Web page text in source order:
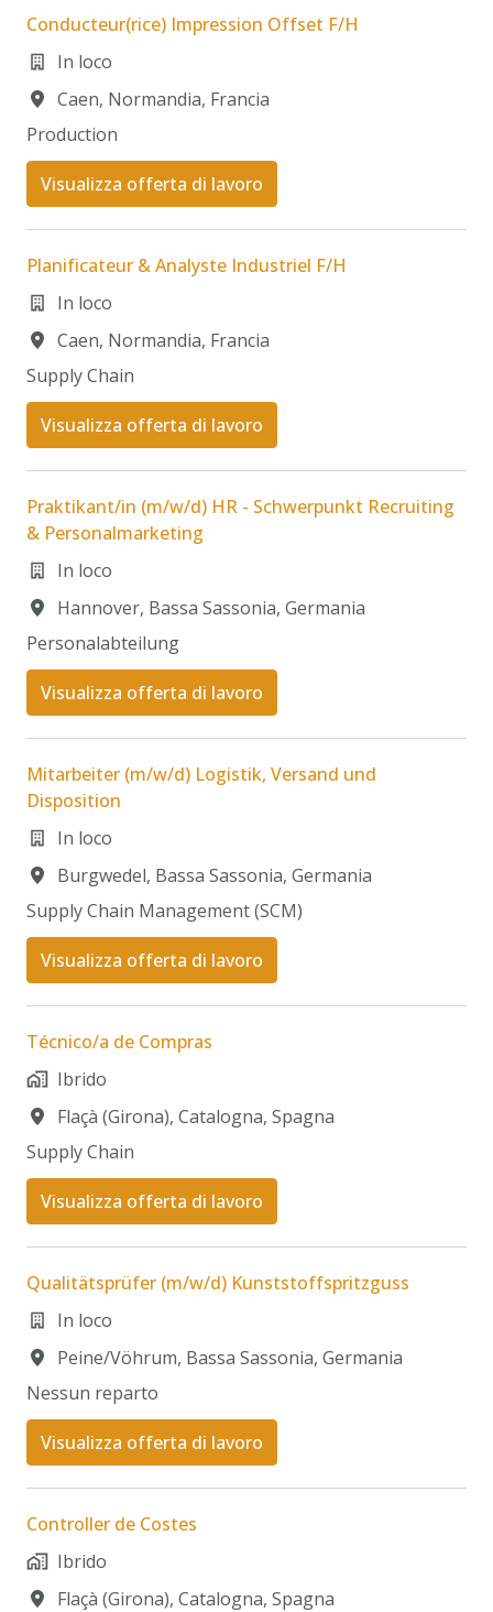
Conducteur(rice) Impression Offset F/H
In loco
Caen, Normandia, Francia
Production
Visualizza offerta di lavoro
Planificateur & Analyste Industriel F/H
In loco
Caen, Normandia, Francia
Supply Chain​
Visualizza offerta di lavoro
Praktikant/in (m/w/d) HR - Schwerpunkt Recruiting
& Personalmarketing
In loco
Hannover, Bassa Sassonia, Germania
Personalabteilung
Visualizza offerta di lavoro
Mitarbeiter (m/w/d) Logistik, Versand und
Disposition
In loco
Burgwedel, Bassa Sassonia, Germania
Supply Chain Management (SCM)​
Visualizza offerta di lavoro
Técnico/a de Compras
Ibrido
Flaçà (Girona), Catalogna, Spagna
Supply Chain​
Visualizza offerta di lavoro
Qualitätsprüfer (m/w/d) Kunststoffspritzguss
In loco
Peine/Vöhrum, Bassa Sassonia, Germania
Nessun reparto
Visualizza offerta di lavoro
Controller de Costes
Ibrido
Flaçà (Girona), Catalogna, Spagna